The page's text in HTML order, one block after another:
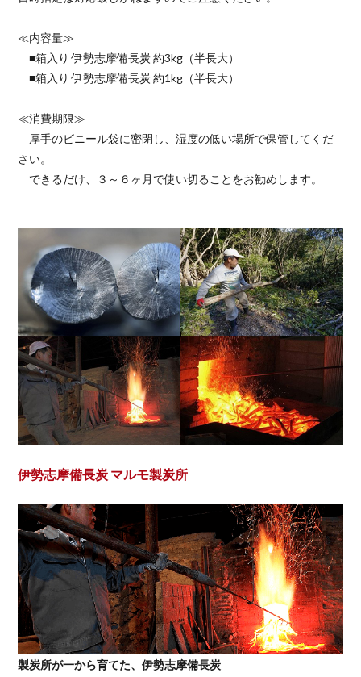
≪内容量≫
■箱入り 伊勢志摩備長炭 約3kg（半長大）
■箱入り 伊勢志摩備長炭 約1kg（半長大）
≪消費期限≫
厚手のビニール袋に密閉し、湿度の低い場所で保管してくだ
さい。
できるだけ、３～６ヶ月で使い切ることをお勧めします。
伊勢志摩備長炭 マルモ製炭所
製炭所が一から育てた、伊勢志摩備長炭